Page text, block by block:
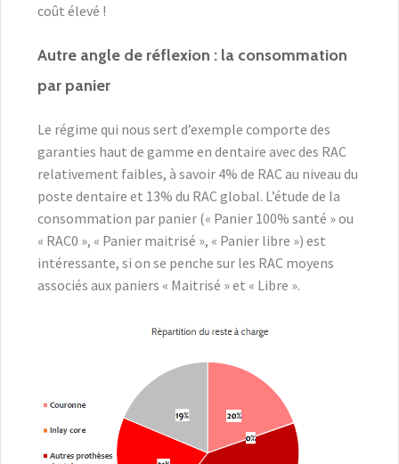
coût élevé !
Autre angle de réflexion : la consommation
par panier
Le régime qui nous sert d’exemple comporte des
garanties haut de gamme en dentaire avec des RAC
relativement faibles, à savoir 4% de RAC au niveau du
poste dentaire et 13% du RAC global. L’étude de la
consommation par panier (« Panier 100% santé » ou
« RAC0 », « Panier maitrisé », « Panier libre ») est
intéressante, si on se penche sur les RAC moyens
associés aux paniers « Maitrisé » et « Libre ».